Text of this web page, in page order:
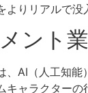
よりリアルで
ント
、AI（人工知
キャラクター